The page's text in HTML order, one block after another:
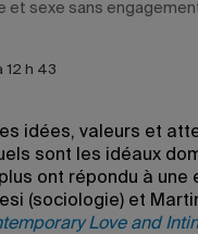
et sexe sans
12 h 43
idées, valeurs et
sont les idéaux
ont répondu à
(sociologie) et
Love and